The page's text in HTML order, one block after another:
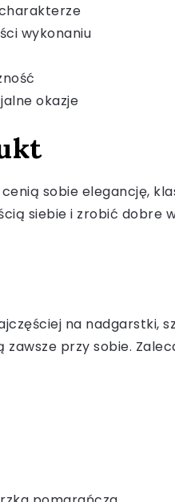
wykonaniu
okazje
sobie elegancję,
siebie i zrobić dobre
na nadgarstki,
przy sobie.